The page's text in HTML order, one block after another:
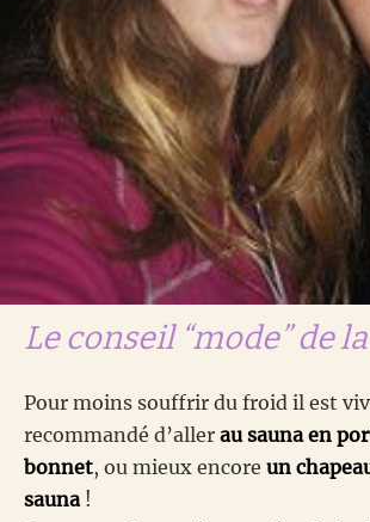
Le conseil “mode” de
Pour moins souffrir du froid il est
recommandé d’aller au sauna en
bonnet, ou mieux encore un
sauna!